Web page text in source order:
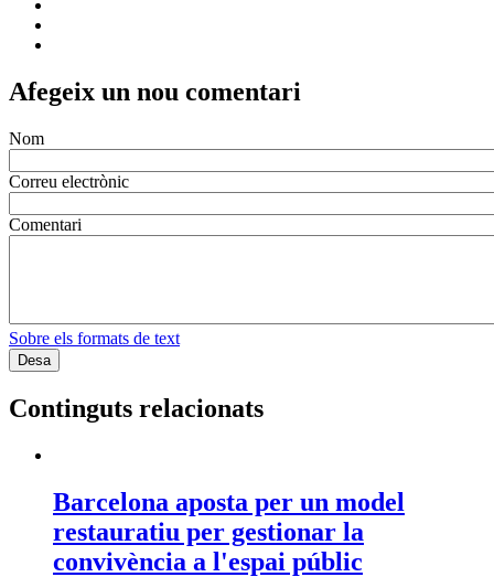
Afegeix un nou comentari
Nom
Correu electrònic
Comentari
Sobre els formats de text
Continguts relacionats
Barcelona aposta per un model
restauratiu per gestionar la
convivència a l'espai públic